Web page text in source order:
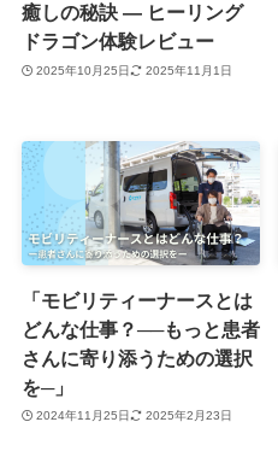
癒しの秘訣 ― ヒーリング
ドラゴン体験レビュー
2025年10月25日 2025年11月1日
「モビリティーナースとは
どんな仕事？──もっと患者
さんに寄り添うための選択
を─」
2024年11月25日 2025年2月23日